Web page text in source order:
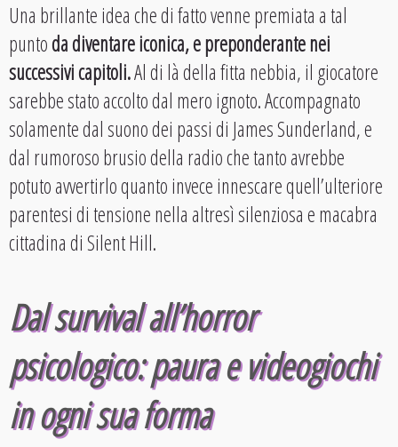
Una brillante idea che di fatto venne premiata a tal
puntoda diventare iconica, e preponderante nei
successivi capitoli.Al di là della fitta nebbia, il giocatore
sarebbe stato accolto dal mero ignoto. Accompagnato
solamente dal suono dei passi di James Sunderland, e
dal rumoroso brusio della radio che tanto avrebbe
potuto avvertirlo quanto invece innescare quell’ulteriore
parentesi di tensione nella altresì silenziosa e macabra
cittadina di Silent Hill.
Dal survival all’horror
psicologico: paura e videogiochi
in ogni sua forma